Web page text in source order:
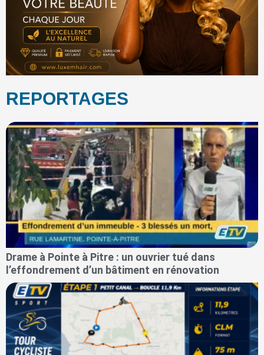
REPORTAGES
Drame à Pointe à Pitre : un ouvrier tué dans
l’effondrement d’un bâtiment en rénovation